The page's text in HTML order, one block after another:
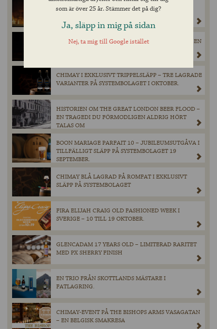
MEKHONG – THAILANDS NATIONALSPRIT NU I
CAPTAIN LAWRENCE HOPS WITHOUT BORDERS – EN
CHIMAY I EXKLUSIVT TRIPPELSLÄPP – TRE LAGRADE
VARIANTER PÅ SYSTEMBOLAGET I OKTOBER.
HISTORIEN OM THE GREAT LONDON BEER FLOOD –
EN TRAGEDI DU FÖRMODLIGEN ALDRIG HÖRT
TALAS OM
BOON MARIAGE PARFAIT 10 – JUBILEUMSUTGÅVA I
TILLFÄLLIGT SLÄPP PÅ SYSTEMBOLAGET 19
SEPTEMBER.
CHIMAY BLÅ LAGRAD PÅ ROMFAT I EXKLUSIVT
SLÄPP PÅ SYSTEMBOLAGET
FIRA ELIJAH CRAIG OLD FASHIONED WEEK I
SVERIGE – 10 TILL 19 OKTOBER.
GLENCADAM 17 YEARS OLD – LIMITERAD RARITET
MED PX SHERRY FINISH
EN TRIO FRÅN SKOTTLANDS MÄSTARE I
FATLAGRING.
CHIMAY-EVENT PÅ THE BISHOPS ARMS VASAGATAN
– EN BELGISK SMAKRESA
som är över 25 år. Stämmer det på dig?
Ja, släpp in mig på sidan
Nej, ta mig till Google istället